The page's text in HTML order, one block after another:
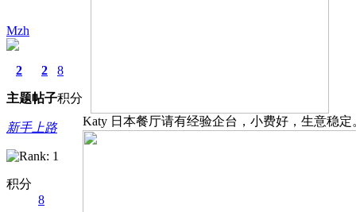
Mzh
2
主题
2
帖子
8
积分
新手上路
积分
8
Katy 日本餐厅请有经验企台，小费好，生意稳定